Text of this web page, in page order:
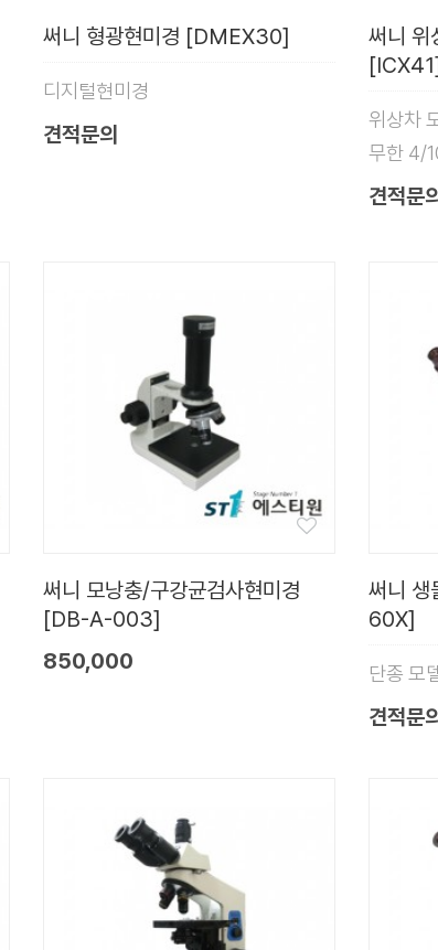
써니 형광현미경 [DMEX30]
디지털현미경
견적문의
써니 위
위상차
무한 4/
견적문의
써니 모낭충/구강균검사현미경
[DB-A-003]
850,000
써니
60X]
단종 모
견적문의